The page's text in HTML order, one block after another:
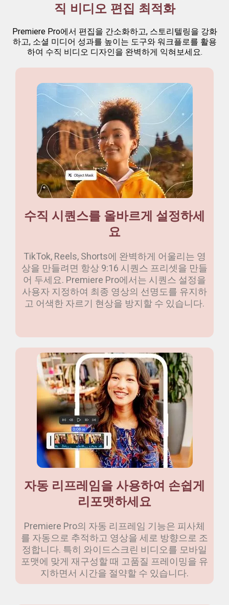
직 비디오 편집 최적화
Premiere Pro에서 편집을 간소화하고, 스토리텔링을 강화
하고, 소셜 미디어 성과를 높이는 도구와 워크플로를 활용
하여 수직 비디오 디자인을 완벽하게 익혀보세요.
수직 시퀀스를 올바르게 설정하세
요
TikTok, Reels, Shorts에 완벽하게 어울리는 영
상을 만들려면 항상 9:16 시퀀스 프리셋을 만들
어 두세요. Premiere Pro에서는 시퀀스 설정을
사용자 지정하여 최종 영상의 선명도를 유지하
고 어색한 자르기 현상을 방지할 수 있습니다.
자동 리프레임을 사용하여 손쉽게
리포맷하세요
Premiere Pro의 자동 리프레임 기능은 피사체
를 자동으로 추적하고 영상을 세로 방향으로 조
정합니다. 특히 와이드스크린 비디오를 모바일
포맷에 맞게 재구성할 때 고품질 프레이밍을 유
지하면서 시간을 절약할 수 있습니다.